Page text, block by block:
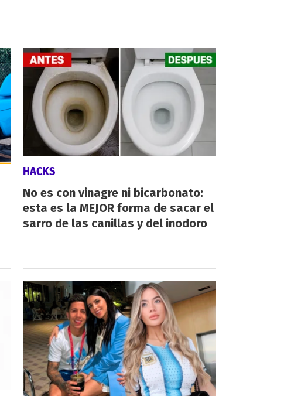
HACKS
No es con vinagre ni bicarbonato:
esta es la MEJOR forma de sacar el
sarro de las canillas y del inodoro